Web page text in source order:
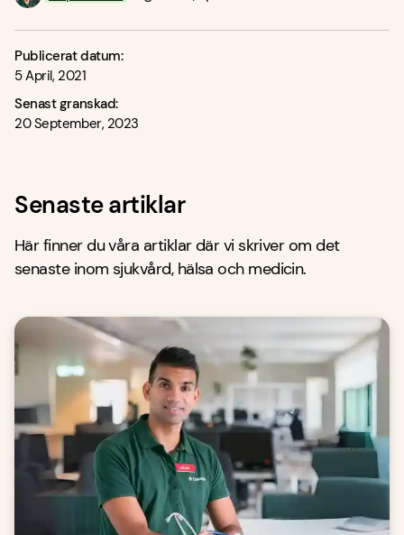
Publicerat datum:
5 April, 2021
Senast granskad:
20 September, 2023
Senaste artiklar
Här finner du våra artiklar där vi skriver om det
senaste inom sjukvård, hälsa och medicin.